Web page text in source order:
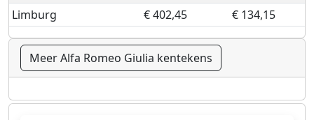
Limburg
€ 402,45 € 134,15
Meer Alfa Romeo Giulia kentekens